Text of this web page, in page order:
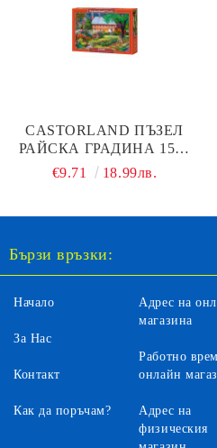
CASTORLAND ПЪЗЕЛ
РАЙСКА ГРАДИНА 1500
ЧАСТИ - 151523
€9.71 18.99лв.
Бързи връзки:
Начало
За Нас
Контакт
Как да поръчам?
Адрес на
магазина
Работно
онлайн
Адрес на
физическия